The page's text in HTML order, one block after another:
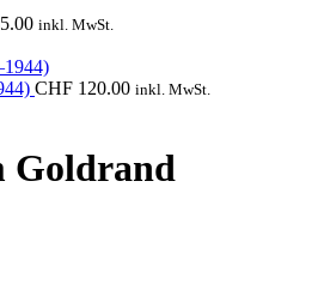
inkl. MwSt.
CHF 120.00 inkl. MwSt.
Goldrand